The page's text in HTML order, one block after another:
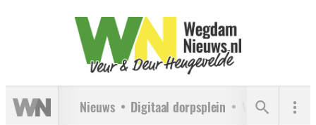
Nieuws Digitaal dorpsplein Verenigingen